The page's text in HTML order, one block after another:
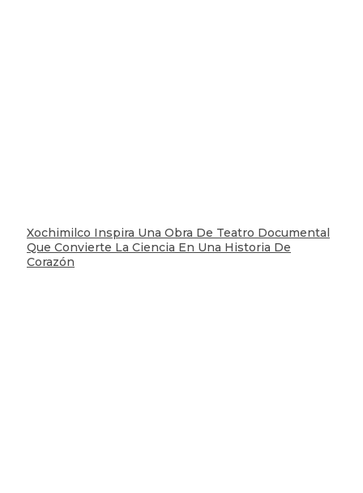
Xochimilco Inspira Una Obra De Teatro Documental
Que Convierte La Ciencia En Una Historia De
Corazón